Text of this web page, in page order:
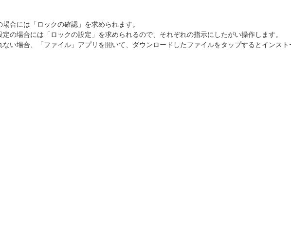
合には「ロックの確認」を求められます。
の場合には「ロックの設定」を求められるので、それぞれの指示にしたがい操作します。
い場合、「ファイル」アプリを開いて、ダウンロードしたファイルをタップするとインスト